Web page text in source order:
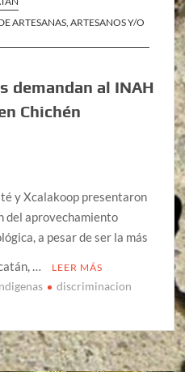
ARTESANAS, ARTESANOS Y/O
demandan al INAH
Chichén
y Xcalakoop presentaron
del aprovechamiento
a pesar de ser la más
…
LEER MÁS
discriminacion